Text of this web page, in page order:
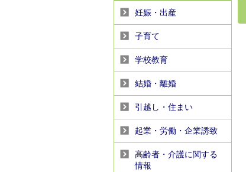
妊娠・出産
子育て
学校教育
結婚・離婚
引越し・住まい
起業・労働・企業誘致
高齢者・介護に関する
情報